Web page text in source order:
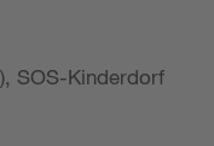
SOS-Kinderdorf